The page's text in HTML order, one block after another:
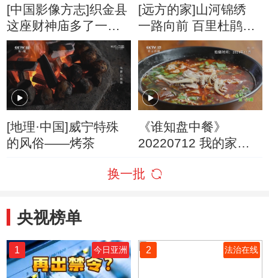
[中国影像方志]织金县
这座财神庙多了一
条“虎尾”
[远方的家]山河锦绣
一路向前 百里杜鹃花
开艳
[地理·中国]威宁特殊
的风俗——烤茶
《谁知盘中餐》
20220712 我的家乡
餐
换一批
央视榜单
1 今日亚洲 2 法治在线